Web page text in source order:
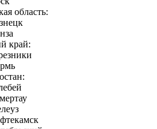
область:
край: